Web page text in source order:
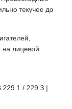
текучее до
лицевой
229.1 / 229.3 |